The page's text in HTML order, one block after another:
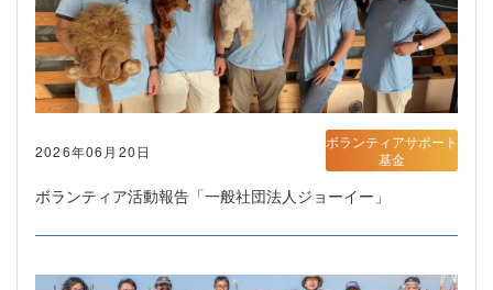
2026年06月20日
ボランティア活動報告「一般社団法人ジョーイー」
ボランティアサポート
基金